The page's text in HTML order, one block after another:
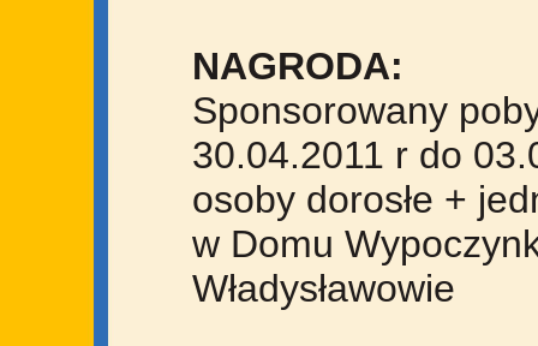
NAGRODA:
Sponsorowany
30.04.2011 r do
osoby dorosłe +
w Domu
Władysławowie